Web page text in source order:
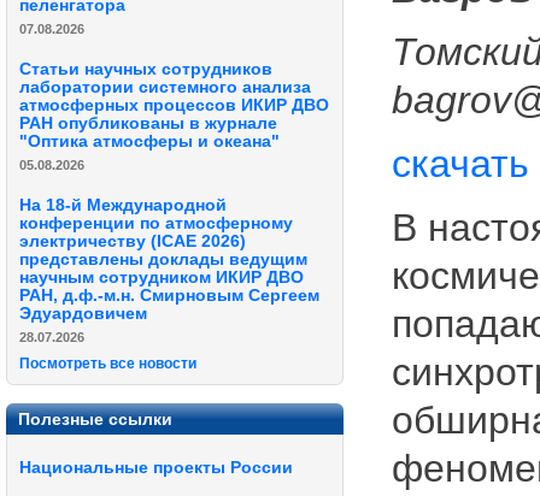
пеленгатора
07.08.2026
Статьи научных сотрудников
лаборатории системного анализа
атмосферных процессов ИКИР ДВО
РАН опубликованы в журнале
"Оптика атмосферы и океана"
05.08.2026
На 18-й Международной
конференции по атмосферному
электричеству (ICAE 2026)
представлены доклады ведущим
научным сотрудником ИКИР ДВО
РАН, д.ф.-м.н. Смирновым Сергеем
Эдуардовичем
28.07.2026
Посмотреть все новости
Полезные ссылки
Национальные проекты России
скачать
В